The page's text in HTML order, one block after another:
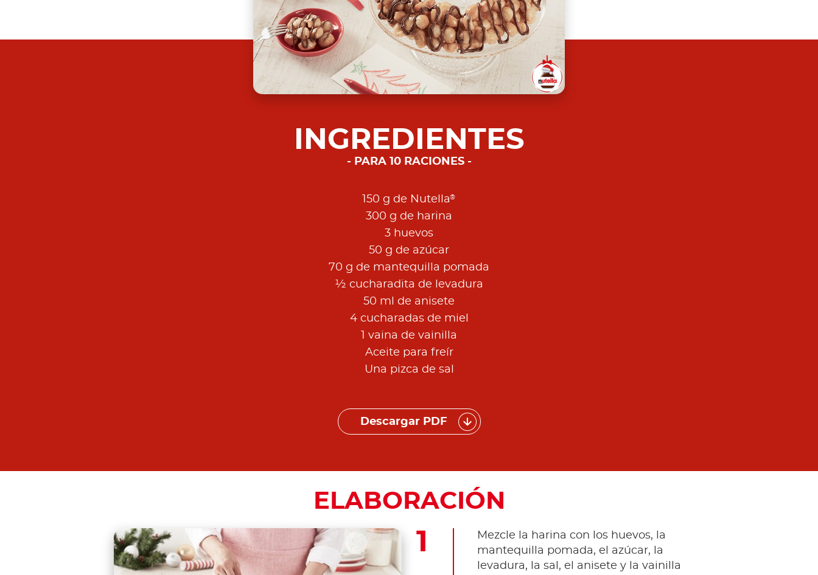
INGREDIENTES
PARA 10 RACIONES
150 g de Nutella®
300 g de harina
3 huevos
50 g de azúcar
70 g de mantequilla pomada
½ cucharadita de levadura
50 ml de anisete
4 cucharadas de miel
1 vaina de vainilla
Aceite para freír
Una pizca de sal
Descargar PDF
ELABORACIÓN
Mezcle la harina con los huevos, la
mantequilla pomada, el azúcar, la
levadura, la sal, el anisete y la vainilla